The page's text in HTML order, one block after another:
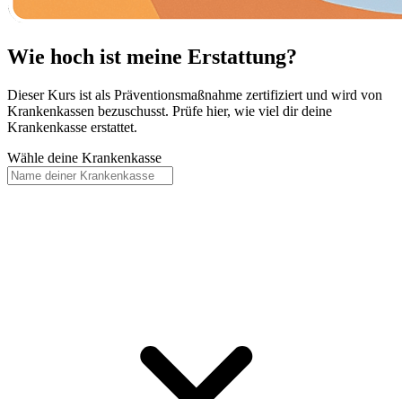
Wie hoch ist meine Erstattung?
Dieser Kurs ist als Präventionsmaßnahme zertifiziert und wird von
Krankenkassen bezuschusst. Prüfe hier, wie viel dir deine
Krankenkasse erstattet.
Wähle deine Krankenkasse